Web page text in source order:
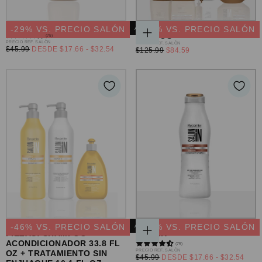
SHAMPOO HYDRA REPAIR
-29% VS. PRECIO SALÓN AGOTADO
(75)
PRECIO
REGULAR
PRECIO REF. SALÓN
$45.99 DESDE PRECIO
$17.66 - PRECIO
$32.54
AGREGAR
AL
CARRITO
SET HYDRA REPAIR RITUAL
5 PASOS
32 % VS. PRECIO SALÓN
PRECIO
REGULAR
PRECIO REF. SALÓN
$125.99 PRECIO
$84.59
CURLS & WAVES SET 3
ACONDICIONADOR 33.8 FL
OZ + TRATAMIENTO SIN
-46% VS. PRECIO SALÓN AGOTADO
ELEGIR
OPCIONES
ACONDICIONADOR HYDRA
REPAIR
29 % VS. PRECIO SALÓN
(75)
PRECIO
REGULAR
PRECIO REF. SALÓN
$45.99 DESDE PRECIO
$17.66 - PRECIO
$32.54